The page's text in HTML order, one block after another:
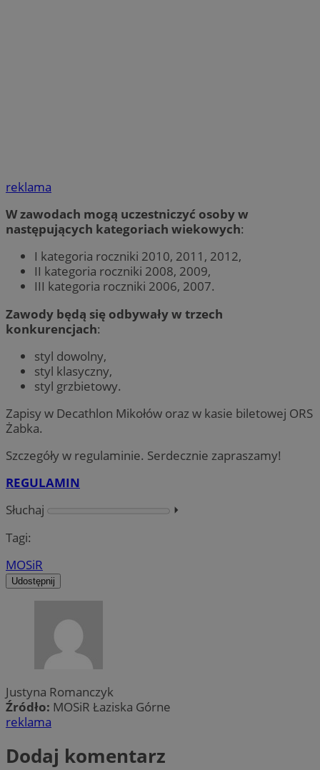
reklama
W zawodach mogą uczestniczyć osoby w
następujących kategoriach wiekowych:
I kategoria roczniki 2010, 2011, 2012,
II kategoria roczniki 2008, 2009,
III kategoria roczniki 2006, 2007.
Zawody będą się odbywały w trzech
konkurencjach:
styl dowolny,
styl klasyczny,
styl grzbietowy.
Zapisy w Decathlon Mikołów oraz w kasie biletowej ORS
Żabka.
Szczegóły w regulaminie. Serdecznie zapraszamy!
REGULAMIN
Słuchaj
⏵︎
Tagi:
MOSiR
Udostępnij
Justyna Romanczyk
Źródło: MOSiR Łaziska Górne
reklama
Dodaj komentarz